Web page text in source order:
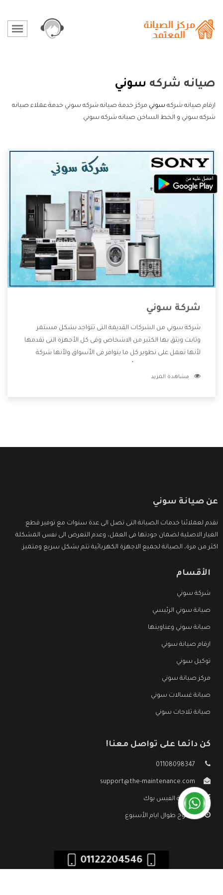
صيانه شركه سوني
ارقام صيانه شركه سوني مركز خدمة صيانه شركه سوني خدمة عملاء صيانه
شركه سوني و الخط الساخن صيانه شركه سوني.
شركة سوني
شركة سوني من الشركات القديمة التى تتواجد بشكل مستمر
وثابت ويثق بها الكثير من الاشخاص وفى كل الأجهزة التى تقدمها
لأنها تعمل على تطوير كل ما يتوافر فى الأسواق ولأنها شركة
وتقدم للعملاء أقوى العروض والخصومات التى تسهل على
مشاهدة المزيد
عن صيانة سوني
نقدم لعملائنا خدمات الصيانة التى تصل الى عدة سنوات مع توفير قطع
الغيار الاصلية لضمان جودتها فى العمل، وعدم التعرض الى نفس المشكلة
اكثر من مرة، الصيانة لجميع الاجهزة الكهربائية تتم بشكل سريع ومتميز.
الأقسام
شركة سوني
صيانة سوني الرئيسي
صيانة سوني وعناوينها
ارقام صيانة سوني
توكيل سوني
مركز صيانة سوني
صيانة غسالات سوني
صيانة ثلاجات سوني
كن دائما على تواصل معنا!
01108098347
support@the-maintenance.com
صفحة الفيس بوك
مفتوح طوال ايام الأسبوع
01122204546